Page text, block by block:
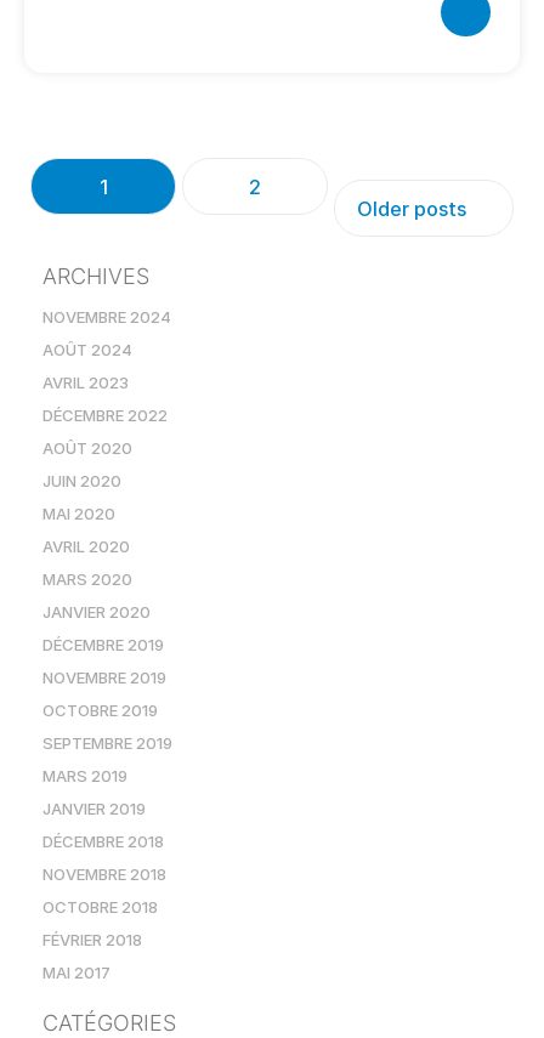
1
2
Older posts
ARCHIVES
NOVEMBRE 2024
AOÛT 2024
AVRIL 2023
DÉCEMBRE 2022
AOÛT 2020
JUIN 2020
MAI 2020
AVRIL 2020
MARS 2020
JANVIER 2020
DÉCEMBRE 2019
NOVEMBRE 2019
OCTOBRE 2019
SEPTEMBRE 2019
MARS 2019
JANVIER 2019
DÉCEMBRE 2018
NOVEMBRE 2018
OCTOBRE 2018
FÉVRIER 2018
MAI 2017
CATÉGORIES